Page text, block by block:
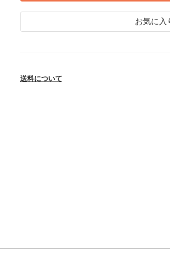
お気に入
送料について